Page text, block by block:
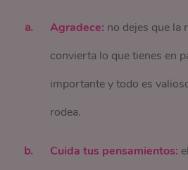
Agradece: no dejes que la
convierta lo que tienes en
importante y todo es
rodea.
Cuida tus pensamientos: